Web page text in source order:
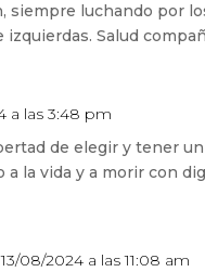
siempre luchando por
Salud
a las 3:48 pm
de elegir y tener
la vida y a morir con
08/2024 a las 11:08 am